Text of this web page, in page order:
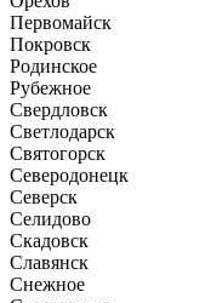
Первомайск
Покровск
Родинское
Рубежное
Свердловск
Светлодарск
Святогорск
Северодонецк
Северск
Селидово
Скадовск
Славянск
Снежное